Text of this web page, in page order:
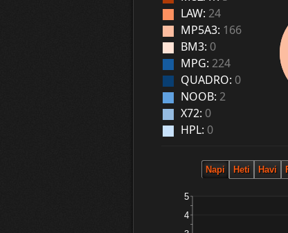
LAW: 24
MP5A3: 166
BM3: 0
MPG: 224
QUADRO: 0
NOOB: 2
X72: 0
HPL: 0